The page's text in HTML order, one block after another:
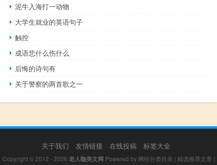
泥牛入海打一动物
大学生就业的英语句子
触控
成语悲什么伤什么
后悔的诗句有
关于警察的两首歌之一
关于我们 友情链接 在线投稿 标签大全
Copyright © 2012 - 2026 老人咖美文网 Powered by 网站分类目录 | 精选推荐文章 |